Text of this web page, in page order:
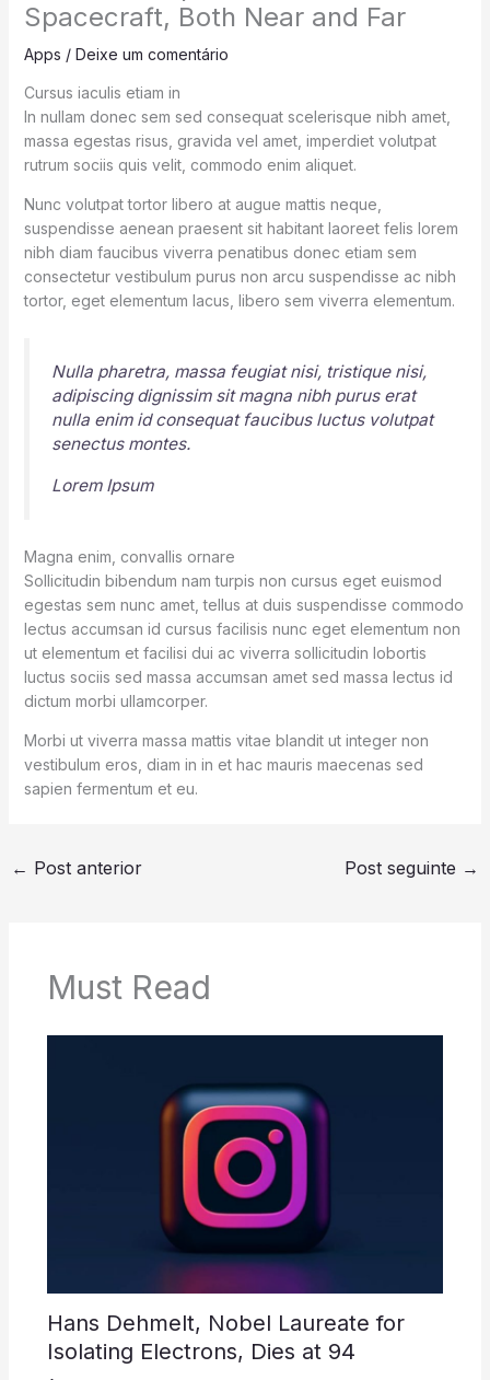
Spacecraft, Both Near and Far
Apps / Deixe um comentário
Cursus iaculis etiam in
In nullam donec sem sed consequat scelerisque nibh amet,
massa egestas risus, gravida vel amet, imperdiet volutpat
rutrum sociis quis velit, commodo enim aliquet.
Nunc volutpat tortor libero at augue mattis neque,
suspendisse aenean praesent sit habitant laoreet felis lorem
nibh diam faucibus viverra penatibus donec etiam sem
consectetur vestibulum purus non arcu suspendisse ac nibh
tortor, eget elementum lacus, libero sem viverra elementum.
Nulla pharetra, massa feugiat nisi, tristique nisi,
adipiscing dignissim sit magna nibh purus erat
nulla enim id consequat faucibus luctus volutpat
senectus montes.
Lorem Ipsum
Magna enim, convallis ornare
Sollicitudin bibendum nam turpis non cursus eget euismod
egestas sem nunc amet, tellus at duis suspendisse commodo
lectus accumsan id cursus facilisis nunc eget elementum non
ut elementum et facilisi dui ac viverra sollicitudin lobortis
luctus sociis sed massa accumsan amet sed massa lectus id
dictum morbi ullamcorper.
Morbi ut viverra massa mattis vitae blandit ut integer non
vestibulum eros, diam in in et hac mauris maecenas sed
sapien fermentum et eu.
← Post anterior Post seguinte →
Must Read
Hans Dehmelt, Nobel Laureate for
Isolating Electrons, Dies at 94